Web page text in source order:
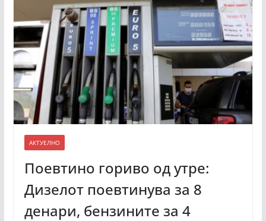
АКТУЕЛНО
Поевтино гориво од утре:
Дизелот поевтинува за 8
денари, бензините за 4